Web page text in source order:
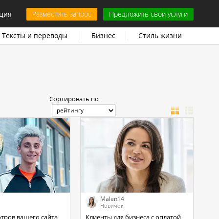
Разместить запрос Предложить свои услуги
Тексты и переводы Бизнес Стиль жизни
Сортировать по
вашего сайта
Malen14
Новичок
Клиенты для бизнеса с оплатой